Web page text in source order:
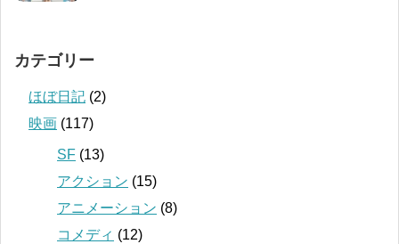
カテゴリー
ほぼ日記 (2)
映画 (117)
SF (13)
アクション (15)
アニメーション (8)
コメディ (12)